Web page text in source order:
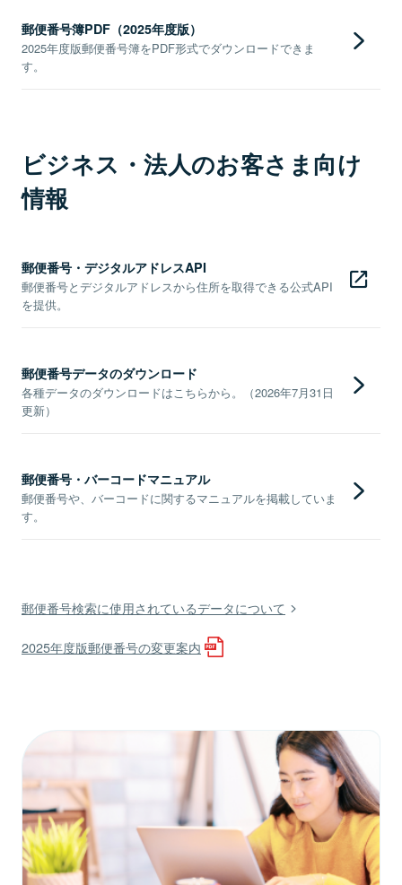
郵便番号簿PDF（2025年度版）
2025年度版郵便番号簿をPDF形式でダウンロードできま
す。
ビジネス・法人のお客さま向け
情報
郵便番号・デジタルアドレスAPI
郵便番号とデジタルアドレスから住所を取得できる公式API
を提供。
郵便番号データのダウンロード
各種データのダウンロードはこちらから。（2026年7月31日
更新）
郵便番号・バーコードマニュアル
郵便番号や、バーコードに関するマニュアルを掲載していま
す。
郵便番号検索に使用されているデータについて
2025年度版郵便番号の変更案内